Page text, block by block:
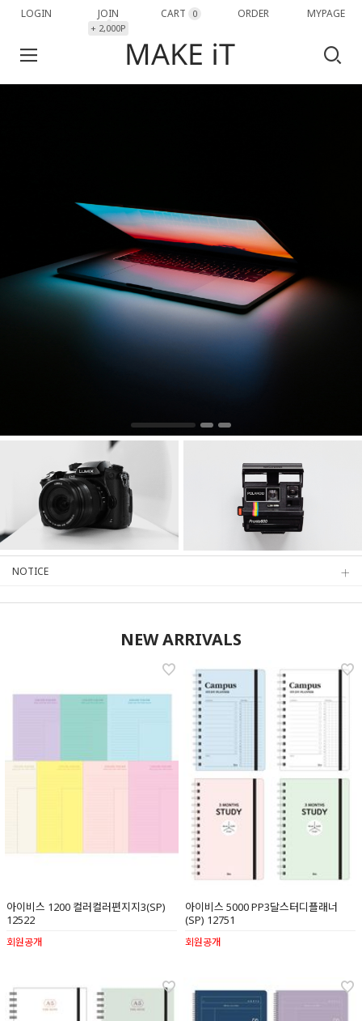
LOGIN JOIN
+ 2,000P
CART 0 ORDER MYPAGE
NOTICE
NEW ARRIVALS
아이비스 1200 컬러컬러편지지3(SP)
12522
회원공개
아이비스 5000 PP3달스터디플래너
(SP) 12751
회원공개